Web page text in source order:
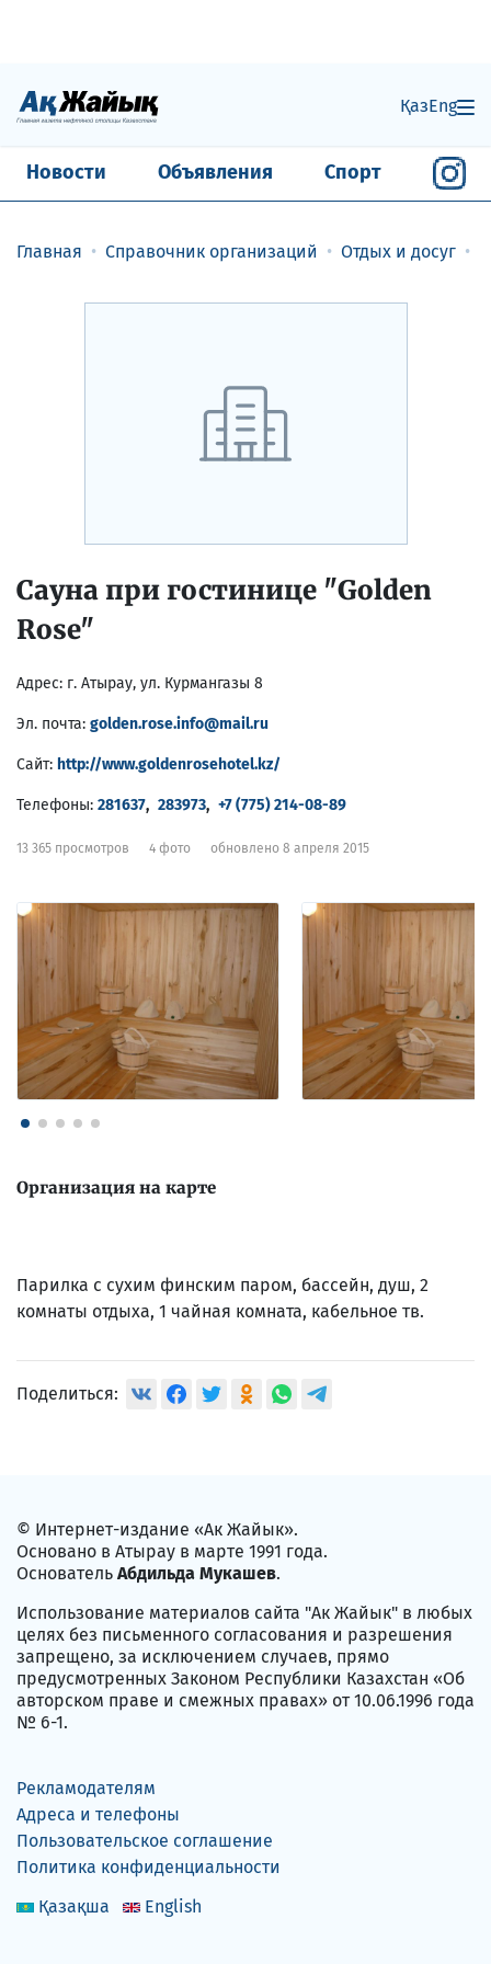
ҚазEng
Новости Объявления Спорт
Главная Справочник организаций Отдых и досуг
Сауна при гостинице "Golden
Rose"
Адрес: г. Атырау, ул. Курмангазы 8
Эл. почта: golden.rose.info@mail.ru
Сайт: http://www.goldenrosehotel.kz/
Телефоны: 281637, 283973, +7 (775) 214-08-89
13 365 просмотров 4 фото обновлено 8 апреля 2015
Организация на карте
Парилка с сухим финским паром, бассейн, душ, 2
комнаты отдыха, 1 чайная комната, кабельное тв.
Поделиться:
© Интернет-издание «Ак Жайык».
Основано в Атырау в марте 1991 года.
Основатель Абдильда Мукашев.
Использование материалов сайта "Ак Жайык" в любых
целях без письменного согласования и разрешения
запрещено, за исключением случаев, прямо
предусмотренных Законом Республики Казахстан «Об
авторском праве и смежных правах» от 10.06.1996 года
№ 6-1.
Рекламодателям
Адреса и телефоны
Пользовательское соглашение
Политика конфиденциальности
Қазақша
English